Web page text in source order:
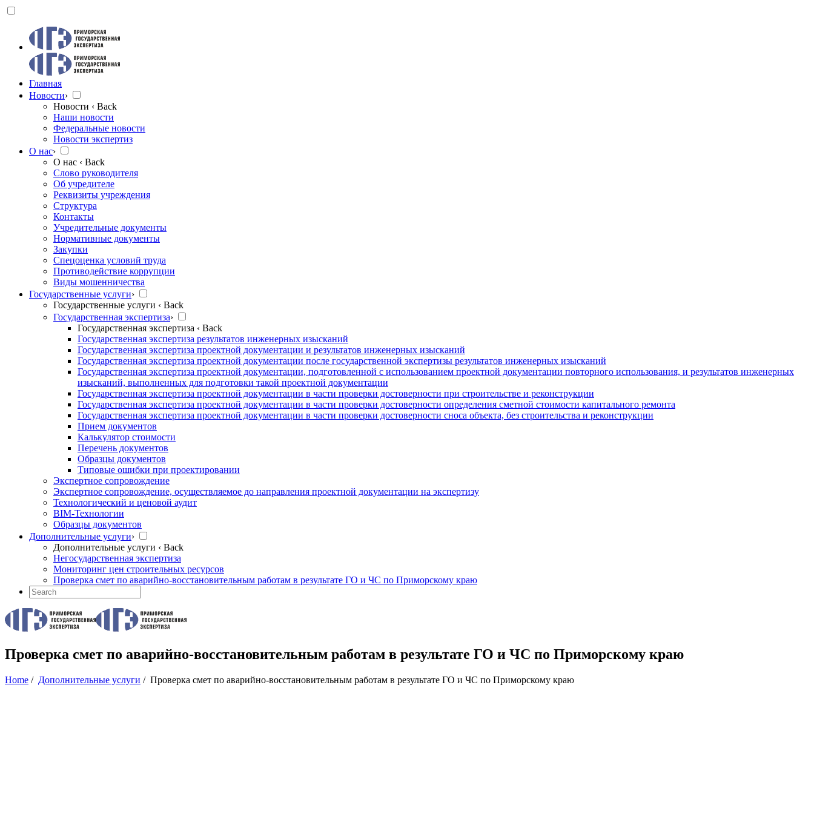
Главная
Новости›
Новости ‹ Back
Наши новости
Федеральные новости
Новости экспертиз
О нас›
О нас ‹ Back
Слово руководителя
Об учредителе
Реквизиты учреждения
Структура
Контакты
Учредительные документы
Нормативные документы
Закупки
Спецоценка условий труда
Противодействие коррупции
Виды мошенничества
Государственные услуги›
Государственные услуги ‹ Back
Государственная экспертиза›
Государственная экспертиза ‹ Back
Государственная экспертиза результатов инженерных изысканий
Государственная экспертиза проектной документации и результатов инженерных изысканий
Государственная экспертиза проектной документации после государственной экспертизы результатов инженерных изысканий
Государственная экспертиза проектной документации, подготовленной с использованием проектной документации повторного использования, и результатов инженерных
изысканий, выполненных для подготовки такой проектной документации
Государственная экспертиза проектной документации в части проверки достоверности при строительстве и реконструкции
Государственная экспертиза проектной документации в части проверки достоверности определения сметной стоимости капитального ремонта
Государственная экспертиза проектной документации в части проверки достоверности сноса объекта, без строительства и реконструкции
Прием документов
Калькулятор стоимости
Перечень документов
Образцы документов
Типовые ошибки при проектировании
Экспертное сопровождение
Экспертное сопровождение, осуществляемое до направления проектной документации на экспертизу
Технологический и ценовой аудит
BIM-Технологии
Образцы документов
Дополнительные услуги›
Дополнительные услуги ‹ Back
Негосударственная экспертиза
Мониторинг цен строительных ресурсов
Проверка смет по аварийно-восстановительным работам в результате ГО и ЧС по Приморскому краю
Проверка смет по аварийно-восстановительным работам в результате ГО и ЧС по Приморскому краю
Home / Дополнительные услуги / Проверка смет по аварийно-восстановительным работам в результате ГО и ЧС по Приморскому краю